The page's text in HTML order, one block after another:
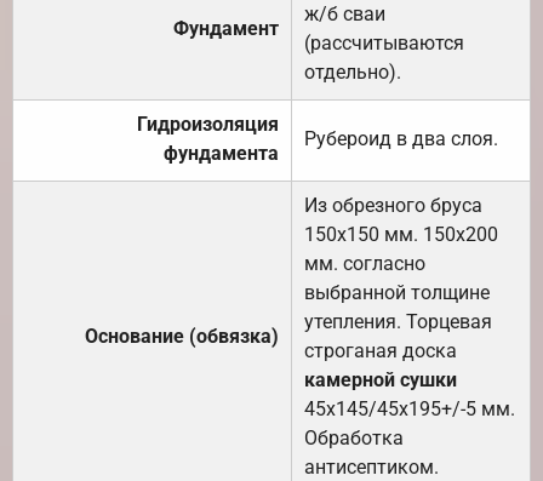
Фундамент
ж/б сваи
(рассчитываются
отдельно).
Гидроизоляция
фундамента
Рубероид в два слоя.
Основание (обвязка)
Из обрезного бруса
150х150 мм. 150х200
мм. согласно
выбранной толщине
утепления. Торцевая
строганая доска
камерной сушки
45х145/45х195+/-5 мм.
Обработка
антисептиком.